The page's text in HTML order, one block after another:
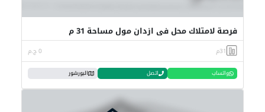
فرصة لامتلاك محل في ازدان مول مساحة 31 م
31م 0 ج.م
واتساب اتصل البورشور